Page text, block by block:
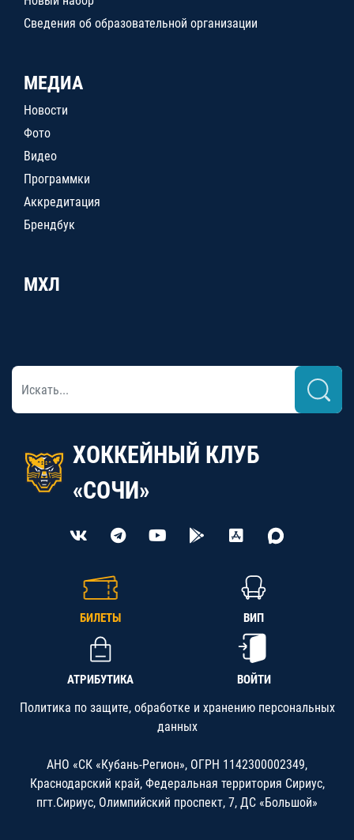
Сведения об образовательной организации
МЕДИА
Новости
Фото
Видео
Программки
Аккредитация
Брендбук
МХЛ
ХОККЕЙНЫЙ КЛУБ
«СОЧИ»
БИЛЕТЫ ВИП
АТРИБУТИКА ВОЙТИ
Политика по защите, обработке и хранению персональных
данных
АНО «СК «Кубань-Регион», ОГРН 1142300002349,
Краснодарский край, Федеральная территория Сириус,
пгт.Сириус, Олимпийский проспект, 7, ДС «Большой»